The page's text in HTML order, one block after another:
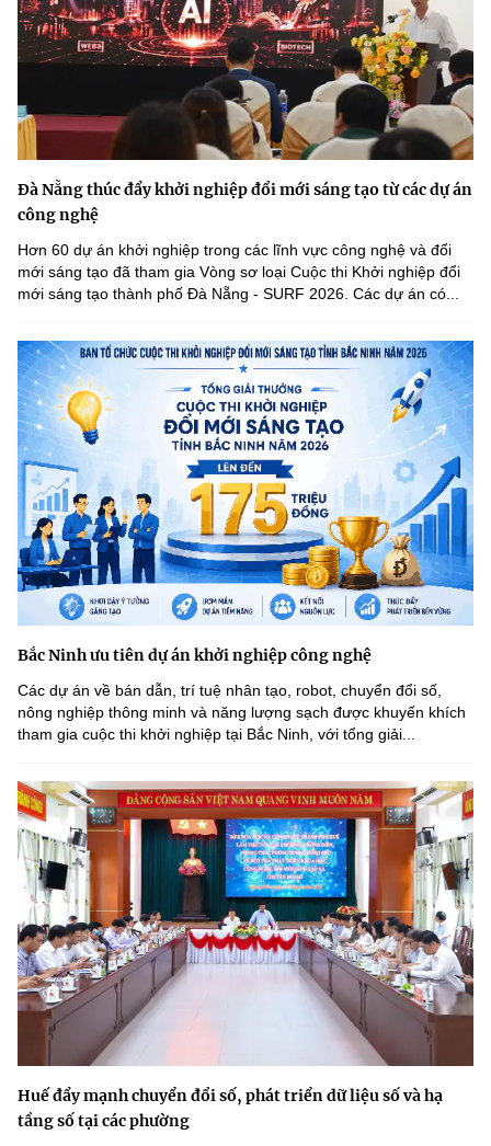
Đà Nẵng thúc đẩy khởi nghiệp đổi mới sáng tạo từ các dự án
công nghệ
Hơn 60 dự án khởi nghiệp trong các lĩnh vực công nghệ và đổi
mới sáng tạo đã tham gia Vòng sơ loại Cuộc thi Khởi nghiệp đổi
mới sáng tạo thành phố Đà Nẵng - SURF 2026. Các dự án có...
Bắc Ninh ưu tiên dự án khởi nghiệp công nghệ
Các dự án về bán dẫn, trí tuệ nhân tạo, robot, chuyển đổi số,
nông nghiệp thông minh và năng lượng sạch được khuyến khích
tham gia cuộc thi khởi nghiệp tại Bắc Ninh, với tổng giải...
Huế đẩy mạnh chuyển đổi số, phát triển dữ liệu số và hạ
tầng số tại các phường